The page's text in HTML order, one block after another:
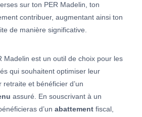
sur ton PER Madelin, ton
contribuer, augmentant ainsi ton
de manière significative.
Madelin est un outil de choix pour les
qui souhaitent optimiser leur
et bénéficier d’un
assuré. En souscrivant à un
d’un abattement fiscal,